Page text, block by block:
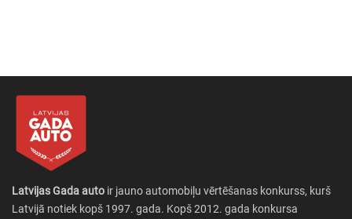
Latvijas Gada auto ir jauno automobiļu vērtēšanas konkurss, kurš
Latvijā notiek kopš 1997. gada. Kopš 2012. gada konkursa